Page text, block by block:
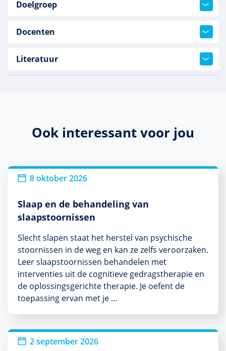
Doelgroep
Docenten
Literatuur
Ook interessant voor jou
8 oktober 2026
Slaap en de behandeling van
slaapstoornissen
Slecht slapen staat het herstel van psychische
stoornissen in de weg en kan ze zelfs veroorzaken.
Leer slaapstoornissen behandelen met
interventies uit de cognitieve gedragstherapie en
de oplossingsgerichte therapie. Je oefent de
toepassing ervan met je …
2 september 2026